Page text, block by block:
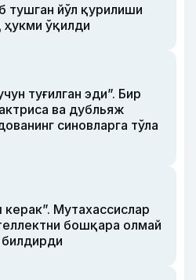
тушган йўл қурилиши
ҳукми ўқилди
туғилган эди”. Бир
ва дубльяж
синовларга тўла
Мутахассислар
бошқара олмай